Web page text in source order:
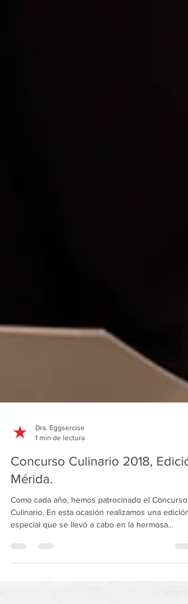
Dra. Eggsercise
1 min de lectura
Concurso Culinario 2018,
Mérida.
Culinario. En esta ocasión realizamos una edición